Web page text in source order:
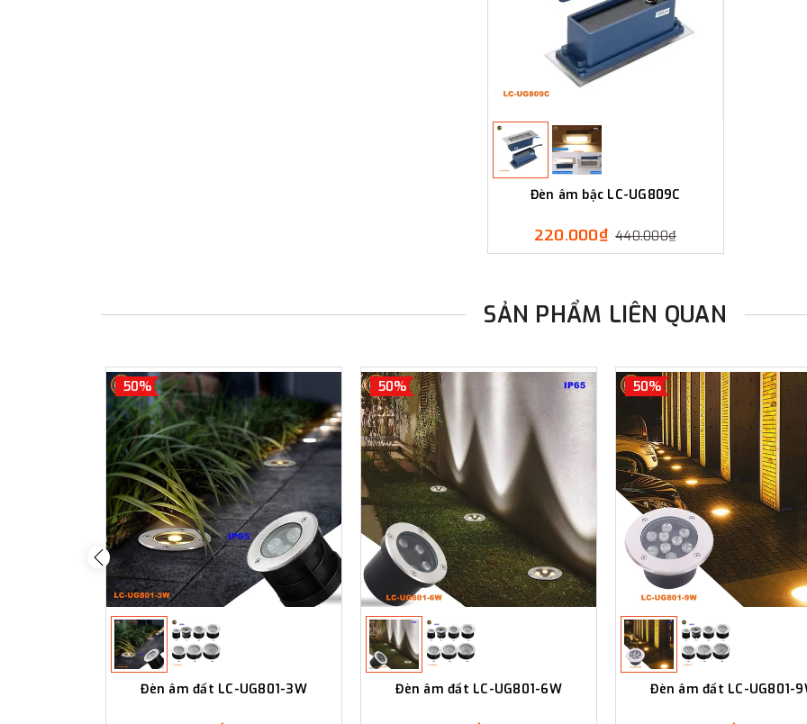
Đèn âm bậc LC-UG809C
220.000₫ 440.000₫
SẢN PHẨM LIÊN QUAN
50%
Đèn âm đất LC-UG801-3W
50%
Đèn âm đất LC-UG801-6W
50%
Đèn âm đất LC-UG801-